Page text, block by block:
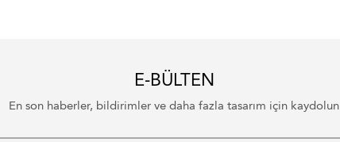
E-BÜLTEN
En son haberler, bildirimler ve daha fazla tasarım için kaydolun